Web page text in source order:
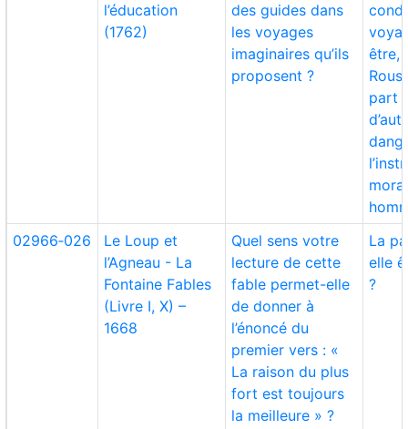
l’éducation
(1762)
des guides dans
les voyages
imaginaires qu’ils
proposent ?
être,
part
02966‑026
Le Loup et
l’Agneau - La
Fontaine Fables
(Livre I, X) –
1668
Quel sens votre
lecture de cette
fable permet-elle
de donner à
l’énoncé du
premier vers : «
La raison du plus
fort est toujours
la meilleure » ?
La
elle
?